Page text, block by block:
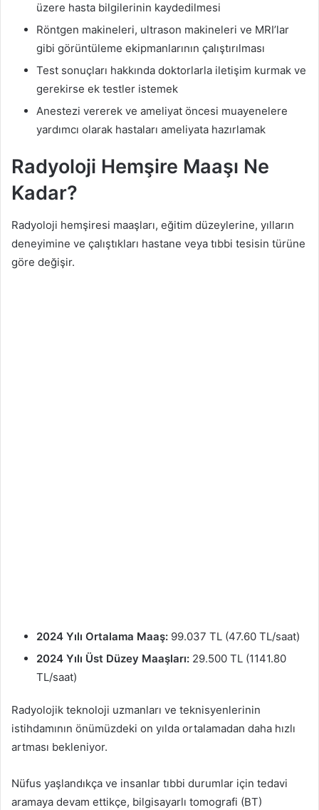
üzere hasta bilgilerinin kaydedilmesi
Röntgen makineleri, ultrason makineleri ve MRI’lar
gibi görüntüleme ekipmanlarının çalıştırılması
Test sonuçları hakkında doktorlarla iletişim kurmak ve
gerekirse ek testler istemek
Anestezi vererek ve ameliyat öncesi muayenelere
yardımcı olarak hastaları ameliyata hazırlamak
Radyoloji Hemşire Maaşı Ne
Kadar?
Radyoloji hemşiresi maaşları, eğitim düzeylerine, yılların
deneyimine ve çalıştıkları hastane veya tıbbi tesisin türüne
göre değişir.
2024 Yılı Ortalama Maaş: 99.037 TL (47.60 TL/saat)
2024 Yılı Üst Düzey Maaşları: 29.500 TL (1141.80
TL/saat)
Radyolojik teknoloji uzmanları ve teknisyenlerinin
istihdamının önümüzdeki on yılda ortalamadan daha hızlı
artması bekleniyor.
Nüfus yaşlandıkça ve insanlar tıbbi durumlar için tedavi
aramaya devam ettikçe, bilgisayarlı tomografi (BT)